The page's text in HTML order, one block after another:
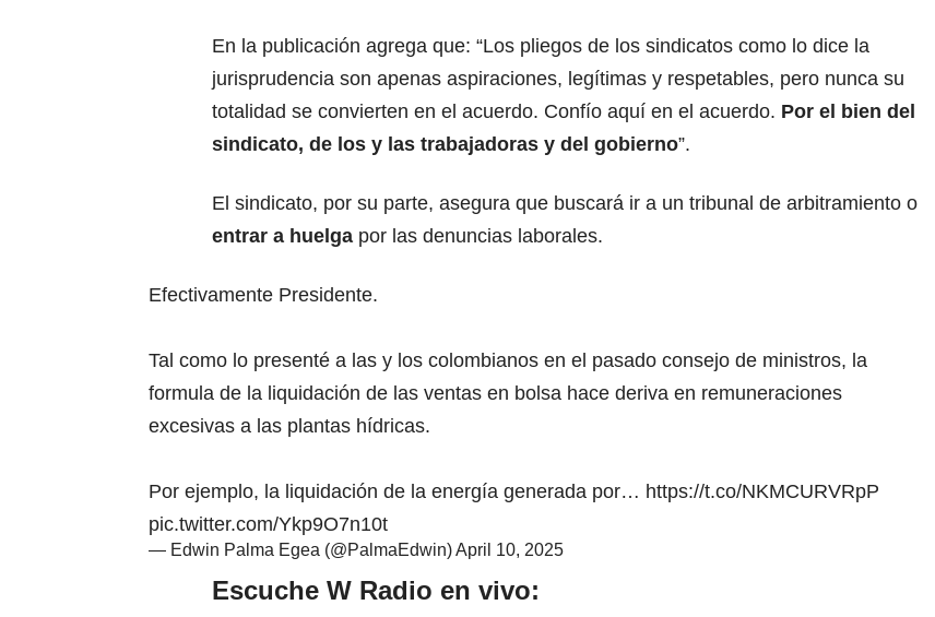
En la publicación agrega que: “Los pliegos de los sindicatos como lo dice la
jurisprudencia son apenas aspiraciones, legítimas y respetables, pero nunca su
totalidad se convierten en el acuerdo. Confío aquí en el acuerdo. Por el bien del
sindicato, de los y las trabajadoras y del gobierno”.
El sindicato, por su parte, asegura que buscará ir a un tribunal de arbitramiento o
entrar a huelga por las denuncias laborales.
Efectivamente Presidente.
Tal como lo presenté a las y los colombianos en el pasado consejo de ministros, la
formula de la liquidación de las ventas en bolsa hace deriva en remuneraciones
excesivas a las plantas hídricas.
Por ejemplo, la liquidación de la energía generada por… https://t.co/NKMCURVRpP
pic.twitter.com/Ykp9O7n10t
— Edwin Palma Egea (@PalmaEdwin)April 10, 2025
Escuche W Radio en vivo: